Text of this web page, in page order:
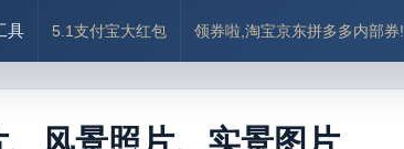
具 5.1支付宝大红包 领券啦,淘宝京东拼多多内部券!